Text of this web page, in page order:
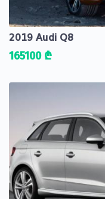
2019 Audi Q8
165100 ₾